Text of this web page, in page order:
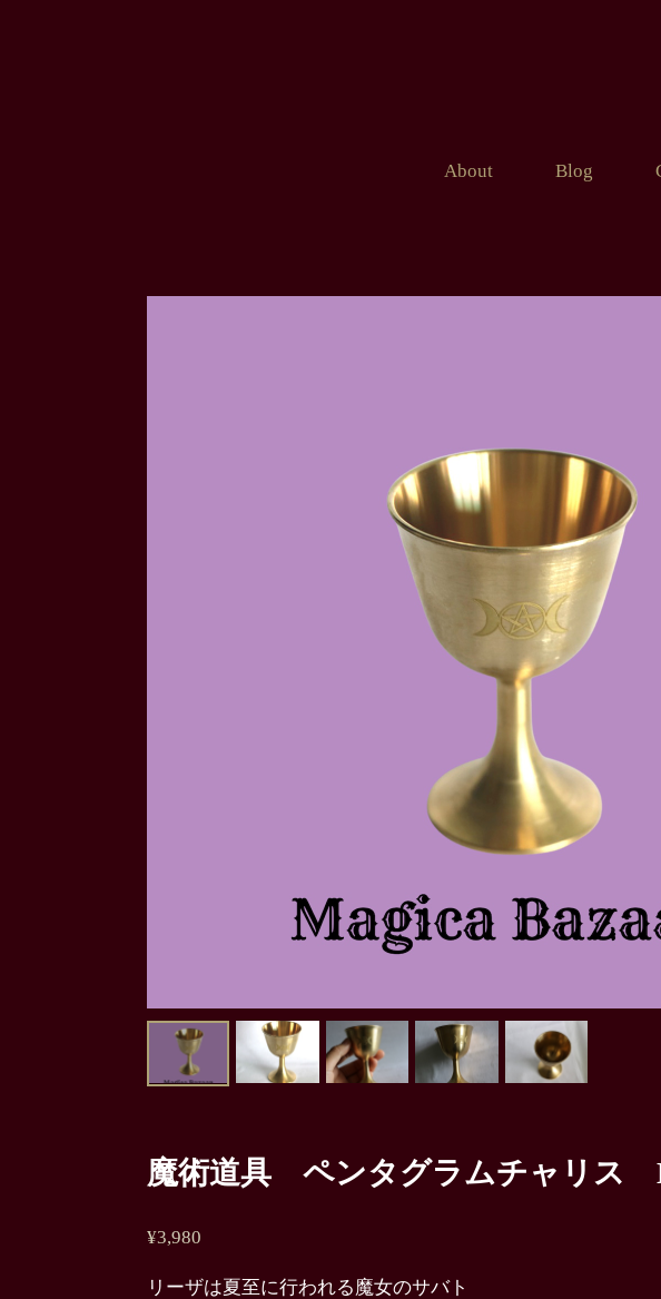
About Blog
魔術道具 ペンタグラムチャリス
¥3,980
リーザは夏至に行われる魔女のサバト